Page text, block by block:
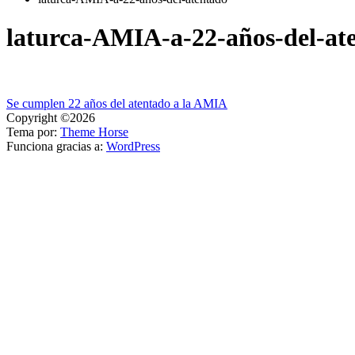
laturca-AMIA-a-22-años-del-
Navegación
de
entradas
Se cumplen 22 años del atentado a la AMIA
Copyright ©2026
Tema por: Theme Horse
Funciona gracias a: WordPress